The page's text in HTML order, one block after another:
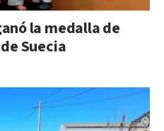
la medalla de
Suecia